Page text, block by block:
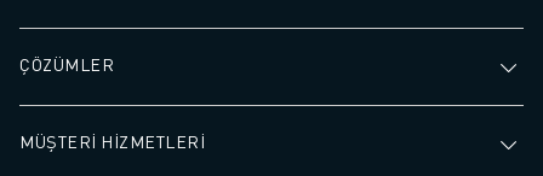
ÇÖZÜMLER
MÜŞTERİ HİZMETLERİ